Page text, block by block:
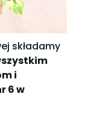
składamy
i
6 w